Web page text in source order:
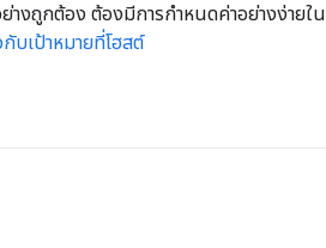
างถูกต้อง ต้องมีการกำหนดค่าอย่างง่ายใน
บเป้าหมายที่โฮสต์